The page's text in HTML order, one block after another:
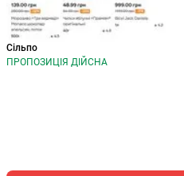
Сільпо
ПРОПОЗИЦІЯ ДІЙСНА